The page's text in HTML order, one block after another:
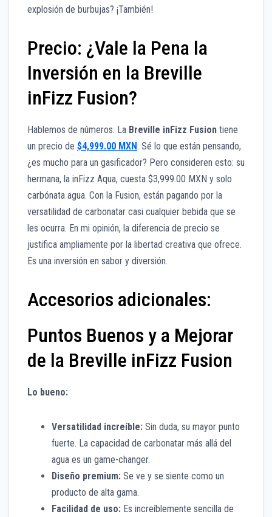
explosión de burbujas? ¡También!
Precio: ¿Vale la Pena la
Inversión en la Breville
inFizz Fusion?
Hablemos de números. La Breville inFizz Fusion tiene
un precio de $4,999.00 MXN. Sé lo que están pensando,
¿es mucho para un gasificador? Pero consideren esto: su
hermana, la inFizz Aqua, cuesta $3,999.00 MXN y solo
carbónata agua. Con la Fusion, están pagando por la
versatilidad de carbonatar casi cualquier bebida que se
les ocurra. En mi opinión, la diferencia de precio se
justifica ampliamente por la libertad creativa que ofrece.
Es una inversión en sabor y diversión.
Accesorios adicionales:
Puntos Buenos y a Mejorar
de la Breville inFizz Fusion
Lo bueno:
Versatilidad increíble: Sin duda, su mayor punto
fuerte. La capacidad de carbonatar más allá del
agua es un game-changer.
Diseño premium: Se ve y se siente como un
producto de alta gama.
Facilidad de uso: Es increíblemente sencilla de